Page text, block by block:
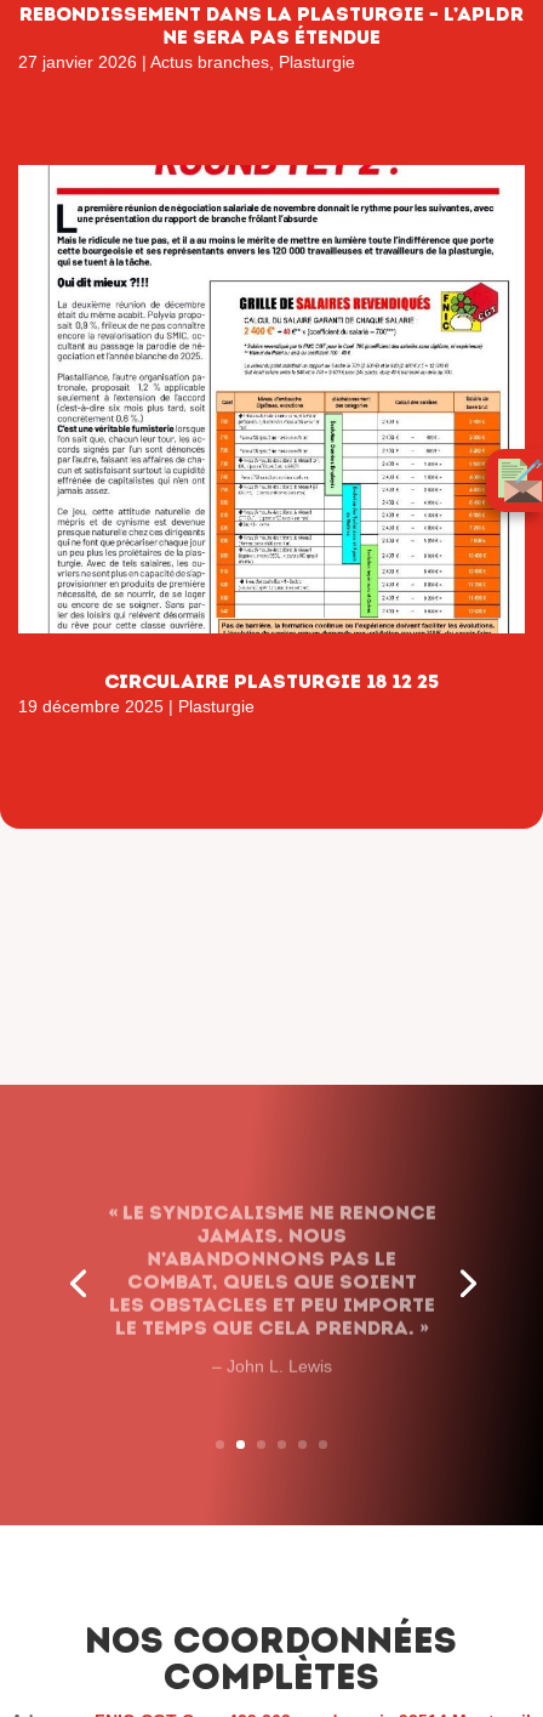
REBONDISSEMENT dans la plasturgie – l’APLDR
ne sera pas étendue
27 janvier 2026 | Actus branches Plasturgie
CIRCULAIRE PLASTURGIE 18 12 25
19 décembre 2025 | Plasturgie
« Le syndicalisme ne renonce
jamais. Nous
n’abandonnons pas le
combat, quels que soient
les obstacles et peu importe
le temps que cela prendra. »
– John L. Lewis
Nos coordonnées
complètes